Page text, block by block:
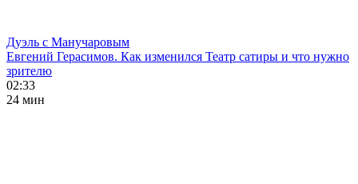
Дуэль с Манучаровым
Евгений Герасимов. Как изменился Театр сатиры и что нужно
зрителю
02:33
24 мин